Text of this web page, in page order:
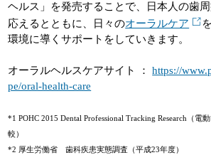
ヘルス」を発売することで、日本人の歯
応えるとともに、日々のオーラルケア
環境に導くサポートをしていきます。
オーラルヘルスケアサイト ：https://
pe/oral-health-care
*1 POHC 2015 Dental Professional Tracking Research（電
較）
*2 厚生労働省 歯科疾患実態調査（平成23年度）